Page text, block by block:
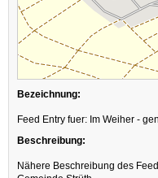
Bezeichnung:
Feed Entry fuer: Im Weiher -
Beschreibung:
Nähere Beschreibung des